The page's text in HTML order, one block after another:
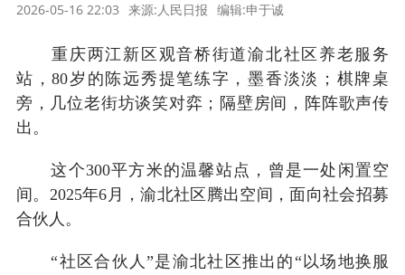
2026-05-16 22:03 来源:人民日报 编辑:申于诚
重庆两江新区观音桥街道渝北社区养老服务
站，80岁的陈远秀提笔练字，墨香淡淡；棋牌桌
旁，几位老街坊谈笑对弈；隔壁房间，阵阵歌声传
出。
这个300平方米的温馨站点，曾是一处闲置空
间。2025年6月，渝北社区腾出空间，面向社会招募
合伙人。
“社区合伙人”是渝北社区推出的“以场地换服